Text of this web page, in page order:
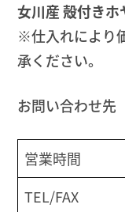
女川産 殻付き
※仕入れにより
承ください。
お問い合わせ先
営業時間
TEL/FAX